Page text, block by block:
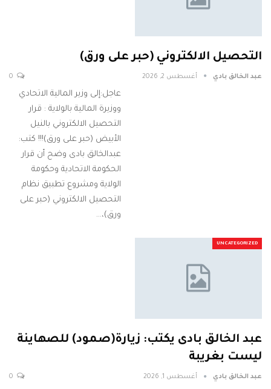
التحصيل الالكتروني (حبر على ورق)
عبد الخالق بادي أغسطس 2, 2026
عاجل:إلى وزير المالية الاتحادي
ووزيرة المالية بالولاية : قرار
التحصيل الالكتروني بالنيل
الأبيض (حبر على ورق)!!! كتب:
عبدالخالق بادى وضح أن قرار
الحكومة الاتحادية وحكومة
الولاية ومشروع تطبيق نظام
التحصيل الالكتروني (حبر على
ورق)،…
UNCATEGORIZED
عبد الخالق بادى يكتب: زيارة(صمود) للصهاينة
ليست بغريبة
عبد الخالق بادي أغسطس 1, 2026